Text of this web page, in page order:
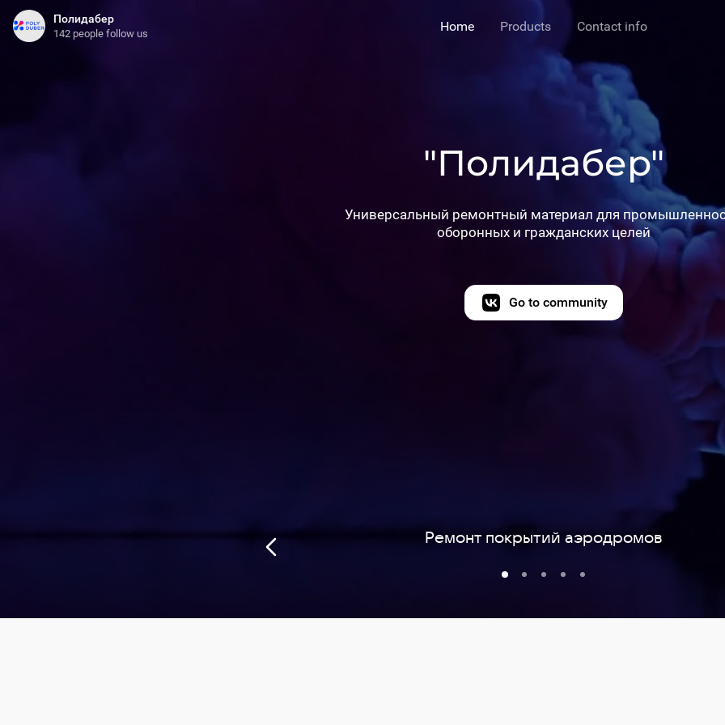
Полидабер
142 people follow us Home Products Contact info
"Полидабер"
Универсальный ремонтный материал для
оборонных и гражданских целей
Go to community
Ремонт покрытий аэродромов